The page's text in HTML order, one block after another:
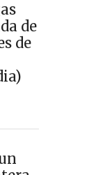
de
de